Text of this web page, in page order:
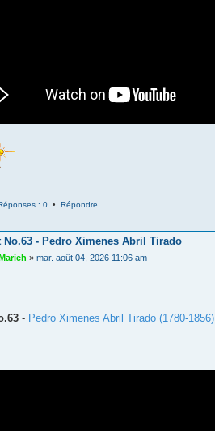
: 0 • Répondre
No.63 - Pedro Ximenes Abril Tirado
» mar. août 04, 2026 11:06 am
- Pedro Ximenes Abril Tirado (1780-1856)